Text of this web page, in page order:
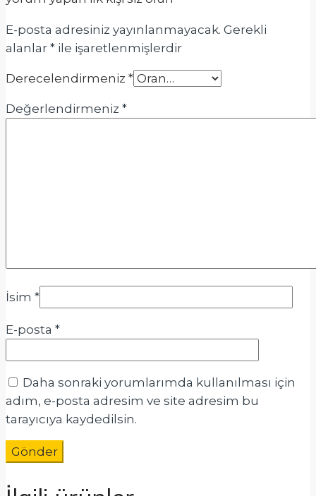
E-posta adresiniz yayınlanmayacak. Gerekli
alanlar * ile işaretlenmişlerdir
Derecelendirmeniz *
Değerlendirmeniz *
İsim *
E-posta *
Daha sonraki yorumlarımda kullanılması için
adım, e-posta adresim ve site adresim bu
tarayıcıya kaydedilsin.